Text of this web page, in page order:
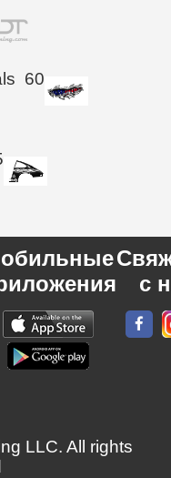
60
с
LLC. All rights